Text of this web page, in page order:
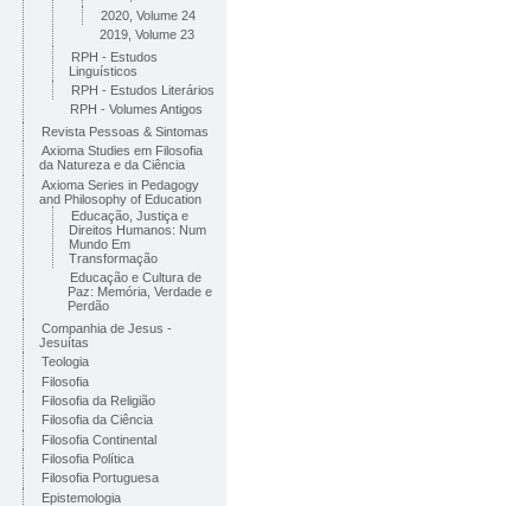
2020, Volume 24
2019, Volume 23
RPH - Estudos
Linguísticos
RPH - Estudos Literários
RPH - Volumes Antigos
Revista Pessoas & Sintomas
Axioma Studies em Filosofia
da Natureza e da Ciência
Axioma Series in Pedagogy
and Philosophy of Education
Educação, Justiça e
Direitos Humanos: Num
Mundo Em
Transformação
Educação e Cultura de
Paz: Memória, Verdade e
Perdão
Companhia de Jesus -
Jesuítas
Teologia
Filosofia
Filosofia da Religião
Filosofia da Ciência
Filosofia Continental
Filosofia Política
Filosofia Portuguesa
Epistemologia